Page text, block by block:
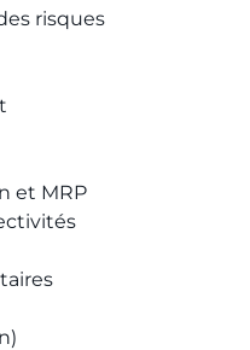
risques
et MRP